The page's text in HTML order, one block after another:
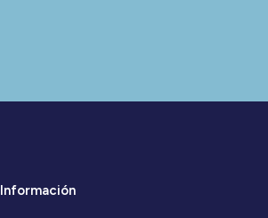
Información